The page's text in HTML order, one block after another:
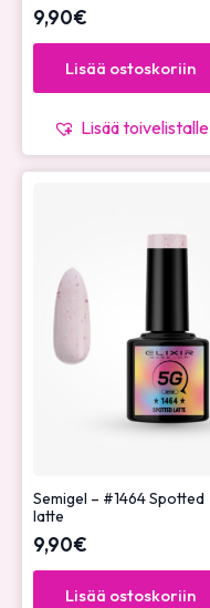
9,90€
Lisää ostoskoriin
Lisää toivelistalle
Semigel – #1464 Spotted
latte
9,90€
Lisää ostoskoriin